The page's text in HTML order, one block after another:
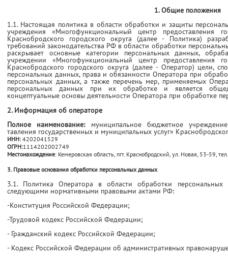
1. Общие положения
1.1. Настоящая политика в области обработки и защиты
учреждения «Многофункциональный центр предос­тавления
Краснобродского городского округа (далее - Политика)
требований законодательства РФ в области обработки
раскрывает основные категории персональных данных,
учреждении «Многофункциональный центр предос­тавления
Краснобродского городского округа (далее - Оператор) цели,
персональных данных, права и обязанности Оператора при
персональных данных, а также перечень мер, применяемых
персональных данных при их обработке и является
концептуальные основы деятельности Оператора при обработке
2. Информация об операторе
Полное наименование:муниципальное бюджетное
тавления государственных и муниципальных услуг»
ИНН: 4202041529
ОГРН:1114202002749
Местонахождение: Кемеровская область, пгт. Краснобродский, ул. Новая, 53-59,
3. Правовые основания обработки персональных данных
3.1. Политика Оператора в области обработки персональных
следующими нормативными правовыми актами РФ:
-Конституция Российской Федерации;
-Трудовой кодекс Российской Федерации;
- Гражданский кодекс Российской Федерации;
- Кодекс Российской Федерации об административных